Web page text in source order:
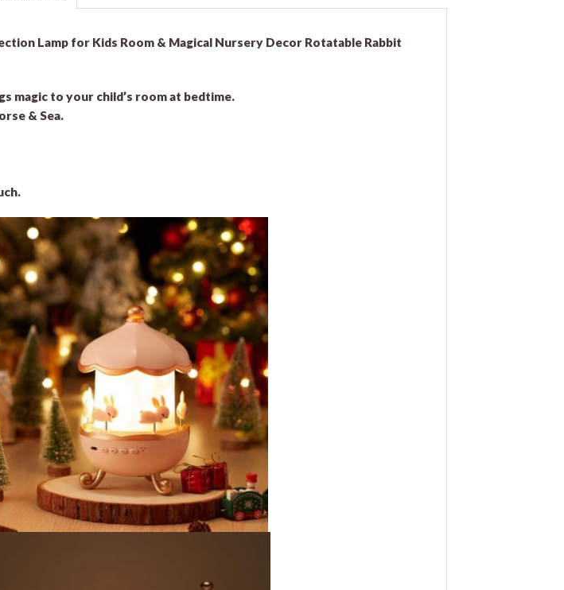
Lamp for Kids Room & Magical Nursery Decor Rotatable Rabbit
magic to your child’s room at bedtime.
& Sea.